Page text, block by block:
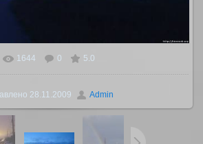
размере 1500x1125
1644 0 5.0
28.11.2009 Admin